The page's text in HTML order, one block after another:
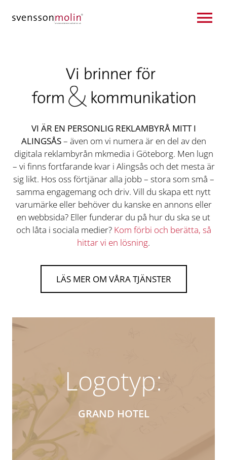
VI ÄR EN PERSONLIG REKLAMBYRÅ MITT I
ALINGSÅS– även om vi numera är en del av den
digitala reklambyrån mkmedia i Göteborg. Men lugn
– vi finns fortfarande kvar i Alingsås och det mesta är
sig likt. Hos oss förtjänar alla jobb – stora som små –
samma engagemang och driv. Vill du skapa ett nytt
varumärke eller behöver du kanske en annons eller
en webbsida? Eller funderar du på hur du ska se ut
och låta i sociala medier? Kom förbi och berätta, så
hittar vi en lösning.
LÄS MER OM VÅRA TJÄNSTER
Logotyp:
GRAND HOTEL